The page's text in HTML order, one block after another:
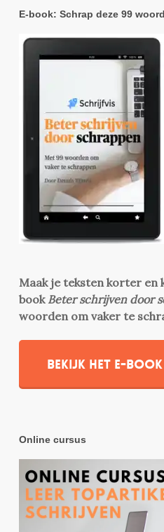
E-book: Schrap deze 99
Maak je teksten korter
book Beter schrijven door
woorden om vaker te
Bekijk het e-book
Online cursus